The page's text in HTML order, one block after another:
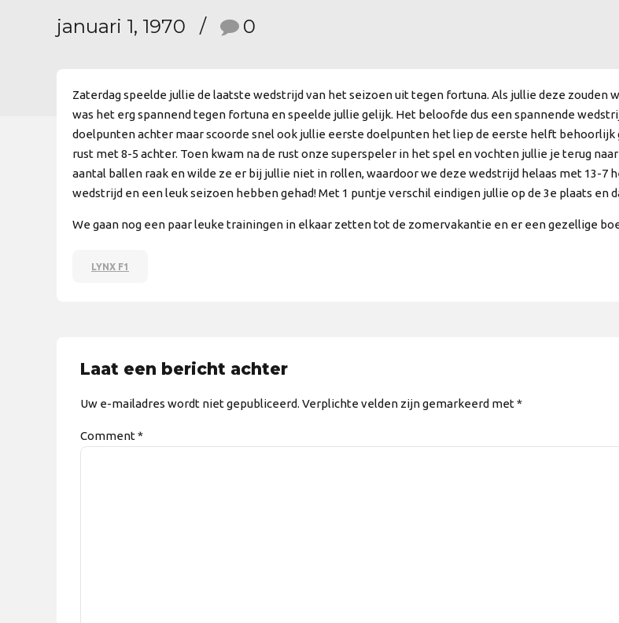
januari 1, 1970 0
Zaterdag speelde jullie de laatste wedstrijd van het seizoen uit tegen fortuna. Als jullie deze zouden
was het erg spannend tegen fortuna en speelde jullie gelijk. Het beloofde dus een spannende
doelpunten achter maar scoorde snel ook jullie eerste doelpunten het liep de eerste helft
rust met 8-5 achter. Toen kwam na de rust onze superspeler in het spel en vochten jullie je terug
aantal ballen raak en wilde ze er bij jullie niet in rollen, waardoor we deze wedstrijd helaas met 13-7
wedstrijd en een leuk seizoen hebben gehad! Met 1 puntje verschil eindigen jullie op de 3e plaats en
We gaan nog een paar leuke trainingen in elkaar zetten tot de zomervakantie en er een gezellige
LYNX F1
Laat een bericht achter
Uw e-mailadres wordt niet gepubliceerd. Verplichte velden zijn gemarkeerd met *
Comment*